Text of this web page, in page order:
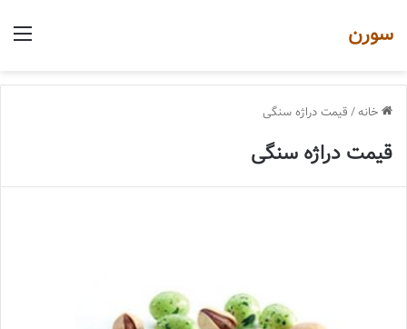
سورن
خانه/ قیمت دراژه سنگی
قیمت دراژه سنگی